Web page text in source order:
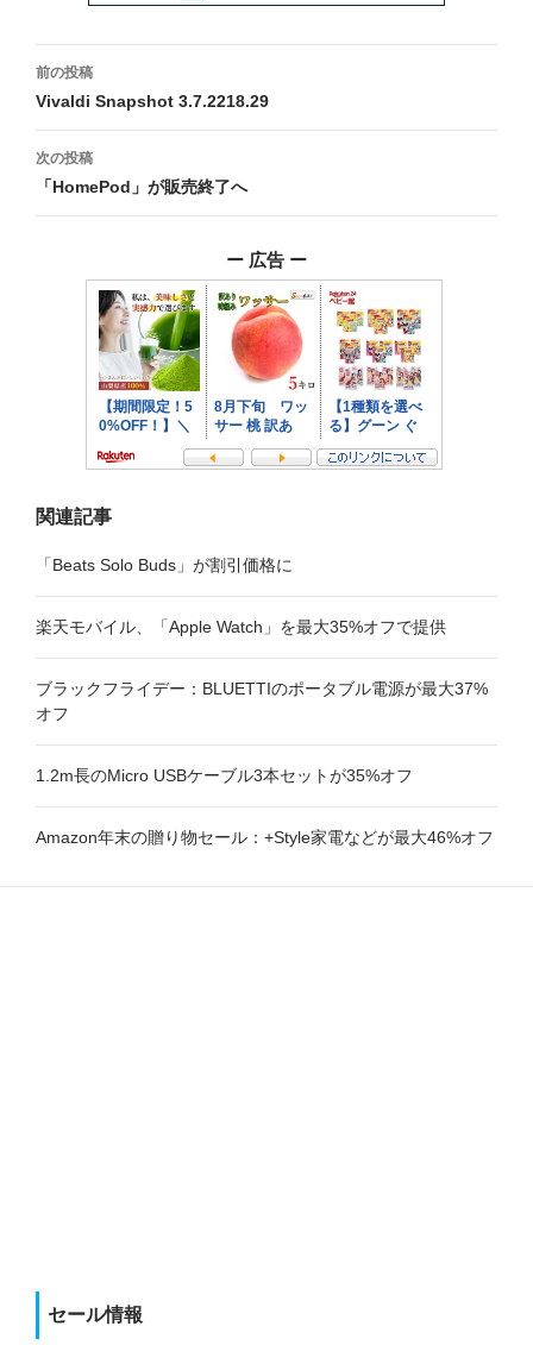
投
稿
ナ
ビ
前の投稿
Vivaldi Snapshot 3.7.2218.29
次の投稿
「HomePod」が販売終了へ
ー 広告 ー
関連記事
「Beats Solo Buds」が割引価格に
楽天モバイル、「Apple Watch」を最大35%オフで提供
ブラックフライデー：BLUETTIのポータブル電源が最大37%
オフ
1.2m長のMicro USBケーブル3本セットが35%オフ
Amazon年末の贈り物セール：+Style家電などが最大46%オフ
セール情報